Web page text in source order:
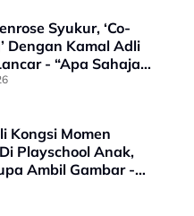
Syukur, ‘Co-
Dengan Kamal Adli
- “Apa Sahaja
Kami Cuba Yang
Kongsi Momen
Playschool Anak,
Ambil Gambar -
Pun Ada Juga…”